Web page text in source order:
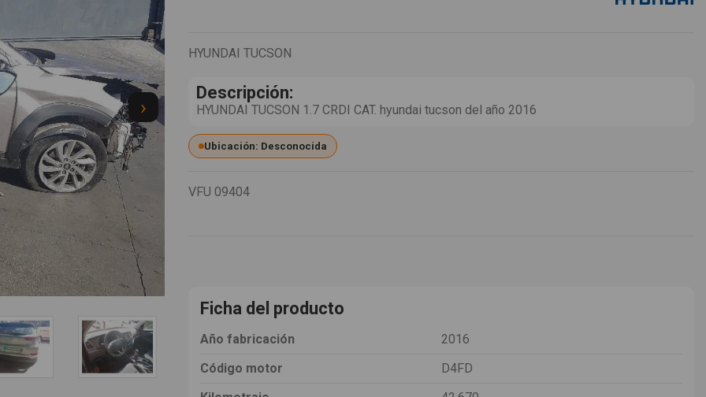
›
HYUNDAI TUCSON
Descripción:
HYUNDAI TUCSON 1.7 CRDI CAT. hyundai tucson del año 2016
Ubicación: Desconocida
VFU 09404
Ficha del producto
Año fabricación
2016
Código motor
D4FD